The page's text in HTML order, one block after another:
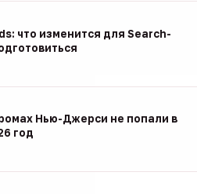
что изменится для Search-
Нью-Джерси не попали в
год